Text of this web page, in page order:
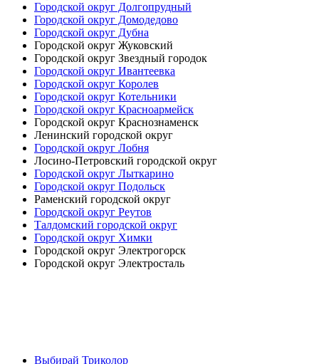
Городской округ Долгопрудный
Городской округ Домодедово
Городской округ Дубна
Городской округ Жуковский
Городской округ Звездный городок
Городской округ Ивантеевка
Городской округ Королев
Городской округ Котельники
Городской округ Красноармейск
Городской округ Краснознаменск
Ленинский городской округ
Городской округ Лобня
Лосино-Петровский городской округ
Городской округ Лыткарино
Городской округ Подольск
Раменский городской округ
Городской округ Реутов
Талдомский городской округ
Городской округ Химки
Городской округ Электрогорск
Городской округ Электросталь
Выбирай Триколор